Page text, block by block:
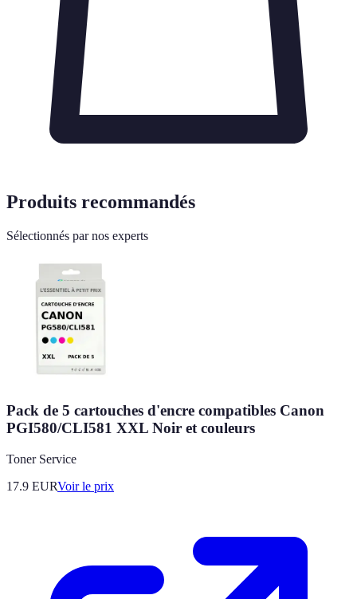
Produits recommandés
Sélectionnés par nos experts
Pack de 5 cartouches d'encre compatibles Canon
PGI580/CLI581 XXL Noir et couleurs
Toner Service
17.9 EURVoir le prix